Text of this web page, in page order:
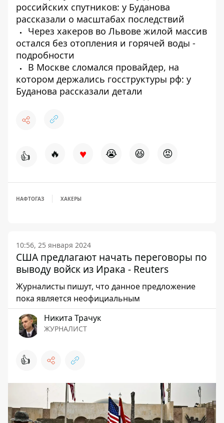
российских спутников: у Буданова
рассказали о масштабах последствий
Через хакеров во Львове жилой массив
остался без отопления и горячей воды -
подробности
В Москве сломался провайдер, на
котором держались госструктуры рф: у
Буданова рассказали детали
👍 🔥 ♥ 😭 😆 😡
НАФТОГАЗ ХАКЕРЫ
10:56, 25 января 2024
США предлагают начать переговоры по
выводу войск из Ирака - Reuters
Журналисты пишут, что данное предложение
пока является неофициальным
Никита Трачук
ЖУРНАЛИСТ
👍